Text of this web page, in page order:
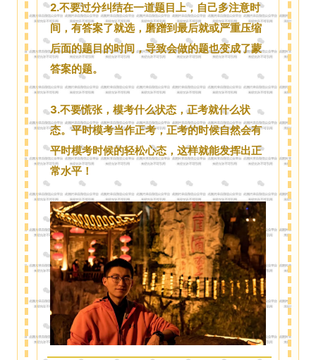
2.不要过分纠结在一道题目上，自己多注意时
间，有答案了就选，磨蹭到最后就或严重压缩
后面的题目的时间，导致会做的题也变成了蒙
答案的题。
3.不要慌张，模考什么状态，正考就什么状
态。平时模考当作正考，正考的时候自然会有
平时模考时候的轻松心态，这样就能发挥出正
常水平！